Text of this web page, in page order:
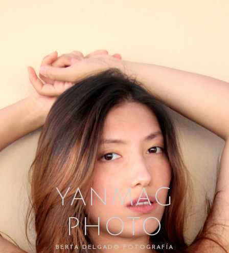
YANMAG
PHOTO
BERTA DELGADO FOTOGRAFÍA